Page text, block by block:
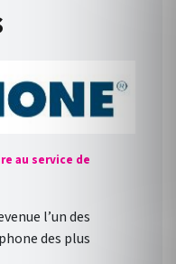
au service de
l’un des
des plus